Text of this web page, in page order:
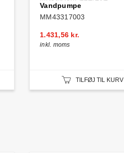
Vandpumpe
MM43317003
1.431,56 kr.
inkl. moms
TILFØJ TIL KURV